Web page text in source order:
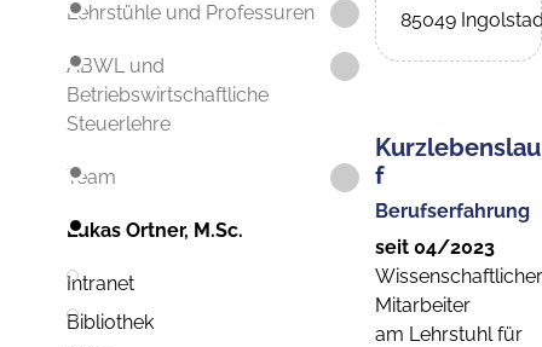
Lehrstühle und Professuren
ABWL und
Betriebswirtschaftliche
Steuerlehre
Team
Lukas Ortner, M.Sc.
Intranet
Bibliothek
85049
Kurzlebenslau
f
Berufserfahrung
seit 04/2023
Wissenschaftlicher
Mitarbeiter
am Lehrstuhl für